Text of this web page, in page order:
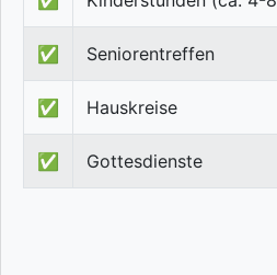
✅ Seniorentreffen
✅ Hauskreise
✅ Gottesdienste